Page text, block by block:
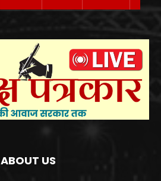
ABOUT US